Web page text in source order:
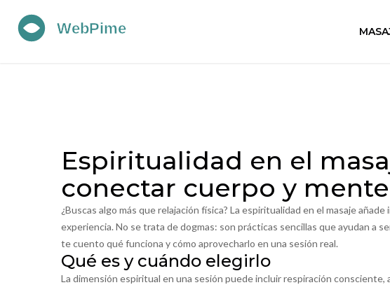
Espiritualidad en el
conectar cuerpo y mente
¿Buscas algo más que relajación física? La espiritualidad en el masaje
experiencia. No se trata de dogmas: son prácticas sencillas que ayudan a
te cuento qué funciona y cómo aprovecharlo en una sesión real.
Qué es y cuándo elegirlo
La dimensión espiritual en una sesión puede incluir respiración